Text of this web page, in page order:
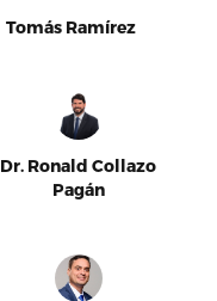
Tomás Ramírez
Dr. Ronald Collazo
Pagán